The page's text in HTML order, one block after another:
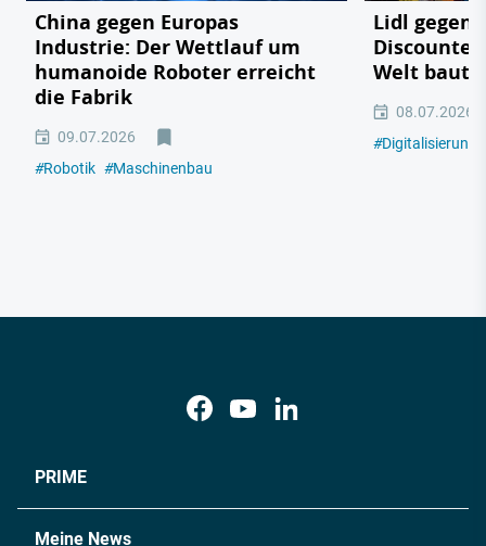
China gegen Europas
Industrie: Der Wettlauf um
humanoide Roboter erreicht
die Fabrik
09.07.2026
#Robotik #Maschinenbau
Lidl gegen
Discounter
Welt baut
08.07.2026
#Digitalisierung
PRIME
Meine News